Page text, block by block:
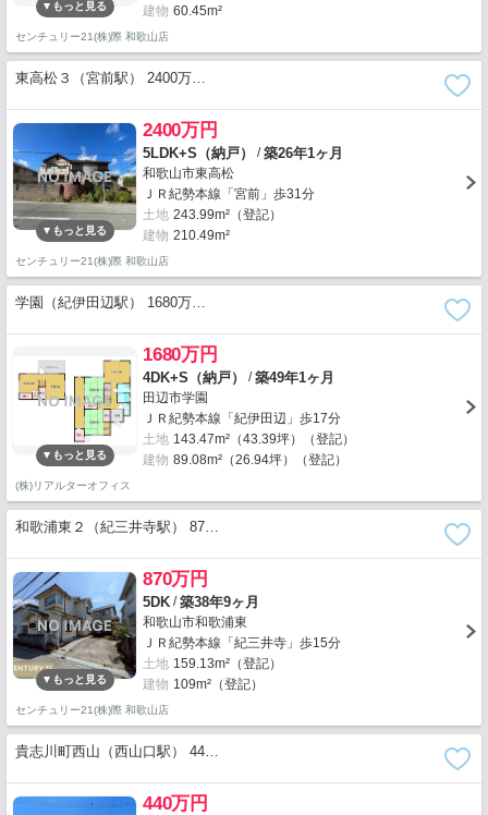
建物 60.45m²
センチュリー21(株)際 和歌山店
東高松３（宮前駅） 2400万…
2400万円
5LDK+S（納戸） /築26年1ヶ月
和歌山市東高松
ＪＲ紀勢本線「宮前」歩31分
土地 243.99m²（登記）
建物 210.49m²
センチュリー21(株)際 和歌山店
学園（紀伊田辺駅） 1680万…
1680万円
4DK+S（納戸） /築49年1ヶ月
田辺市学園
ＪＲ紀勢本線「紀伊田辺」歩17分
土地 143.47m²（43.39坪）（登記）
建物 89.08m²（26.94坪）（登記）
(株)リアルターオフィス
和歌浦東２（紀三井寺駅） 87…
870万円
5DK /築38年9ヶ月
和歌山市和歌浦東
ＪＲ紀勢本線「紀三井寺」歩15分
土地 159.13m²（登記）
建物 109m²（登記）
センチュリー21(株)際 和歌山店
貴志川町西山（西山口駅） 44…
440万円